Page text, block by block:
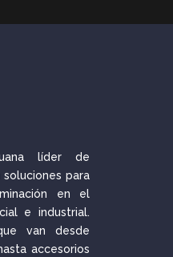
líder de
para
en el
e industrial.
van desde
accesorios